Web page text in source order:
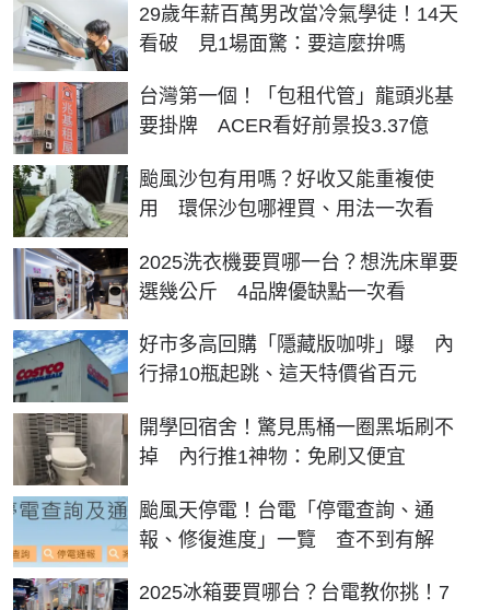
29歲年薪百萬男改當冷氣學徒！14天
看破 見1場面驚：要這麼拚嗎
台灣第一個！「包租代管」龍頭兆基
要掛牌 ACER看好前景投3.37億
颱風沙包有用嗎？好收又能重複使
用 環保沙包哪裡買、用法一次看
2025洗衣機要買哪一台？想洗床單要
選幾公斤 4品牌優缺點一次看
好市多高回購「隱藏版咖啡」曝 內
行掃10瓶起跳、這天特價省百元
開學回宿舍！驚見馬桶一圈黑垢刷不
掉 內行推1神物：免刷又便宜
颱風天停電！台電「停電查詢、通
報、修復進度」一覽 查不到有解
2025冰箱要買哪台？台電教你挑！7